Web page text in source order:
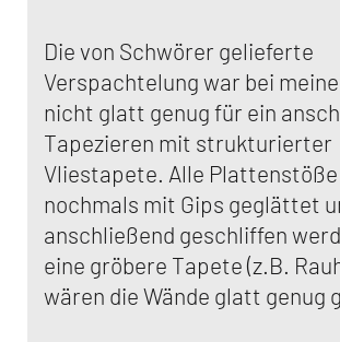
Die von Schwörer gelieferte
Verspachtelung war bei
nicht glatt genug für ein
Tapezieren mit strukturierter
Vliestapete. Alle
nochmals mit Gips geglättet
anschließend geschliffen
eine gröbere Tapete (z.B.
wären die Wände glatt genug